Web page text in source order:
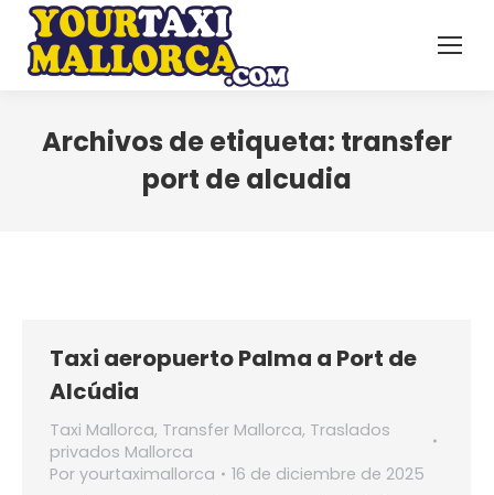
Archivos de etiqueta: transfer
port de alcudia
Taxi aeropuerto Palma a Port de
Alcúdia
Taxi Mallorca, Transfer Mallorca, Traslados
privados Mallorca
Por yourtaximallorca 16 de diciembre de 2025